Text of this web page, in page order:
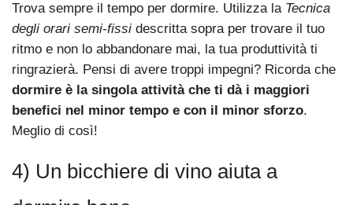
Trova sempre il tempo per dormire. Utilizza la Tecnica
degli orari semi-fissi descritta sopra per trovare il tuo
ritmo e non lo abbandonare mai, la tua produttività ti
ringrazierà. Pensi di avere troppi impegni? Ricorda che
dormire è la singola attività che ti dà i maggiori
benefici nel minor tempo e con il minor sforzo.
Meglio di così!
4) Un bicchiere di vino aiuta a